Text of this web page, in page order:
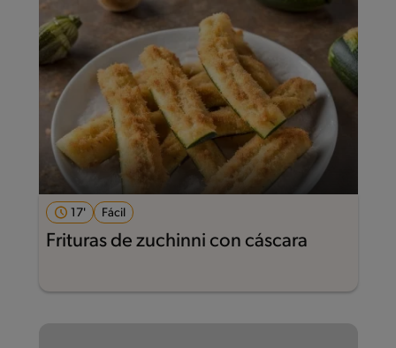
17' Fácil
Frituras de zuchinni con cáscara